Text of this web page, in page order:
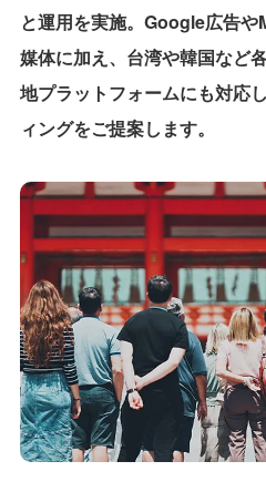
と運用を実施。Google広告
媒体に加え、台湾や韓国など
地プラットフォームにも対応
ィングをご提案します。